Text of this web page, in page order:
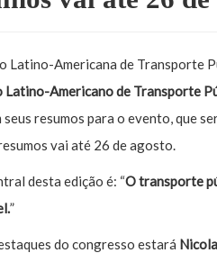
Latino-Americana de Transporte
Latino-Americano de Transporte
seus resumos para o evento, que
vai até 26 de agosto.
desta edição é: “O transporte
”
do congresso estará